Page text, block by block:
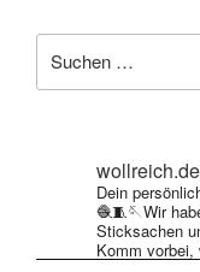
auf
nach:
wollreich.de
Dein
🧶🧵🪡Wir
Sticksachen
Komm vorbei,